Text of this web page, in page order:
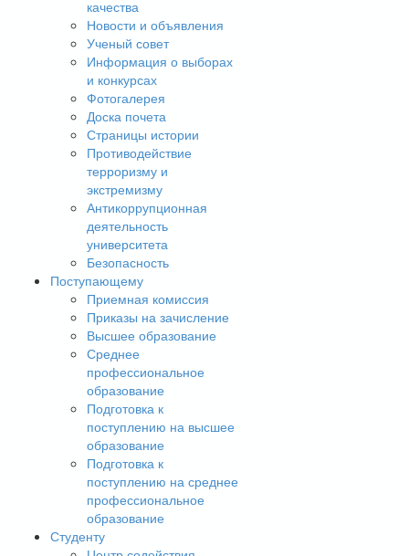
качества
Новости и объявления
Ученый совет
Информация о выборах
и конкурсах
Фотогалерея
Доска почета
Страницы истории
Противодействие
терроризму и
экстремизму
Антикоррупционная
деятельность
университета
Безопасность
Поступающему
Приемная комиссия
Приказы на зачисление
Высшее образование
Среднее
профессиональное
образование
Подготовка к
поступлению на высшее
образование
Подготовка к
поступлению на среднее
профессиональное
образование
Студенту